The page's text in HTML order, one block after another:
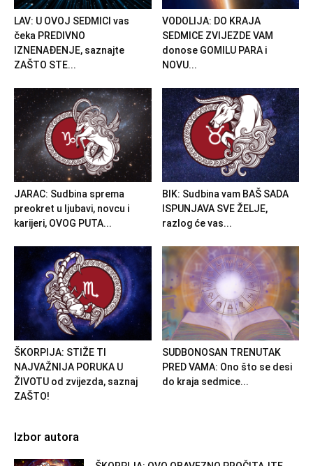
LAV: U OVOJ SEDMICI vas
čeka PREDIVNO
IZNENAĐENJE, saznajte
ZAŠTO STE...
VODOLIJA: DO KRAJA
SEDMICE ZVIJEZDE VAM
donose GOMILU PARA i
NOVU...
JARAC: Sudbina sprema
preokret u ljubavi, novcu i
karijeri, OVOG PUTA...
BIK: Sudbina vam BAŠ SADA
ISPUNJAVA SVE ŽELJE,
razlog će vas...
ŠKORPIJA: STIŽE TI
NAJVAŽNIJA PORUKA U
ŽIVOTU od zvijezda, saznaj
ZAŠTO!
SUDBONOSAN TRENUTAK
PRED VAMA: Ono što se desi
do kraja sedmice...
Izbor autora